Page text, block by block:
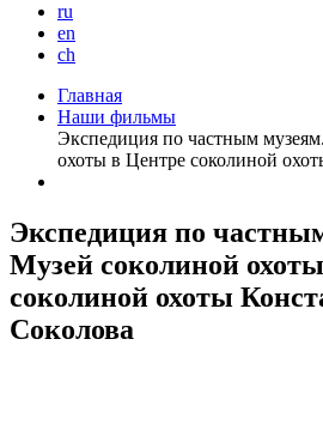
ru
en
ch
Главная
Наши фильмы
Экспедиция по частным
охоты в Центре соколиной
Экспедиция по
Музей соколиной
соколиной охоты
Соколова